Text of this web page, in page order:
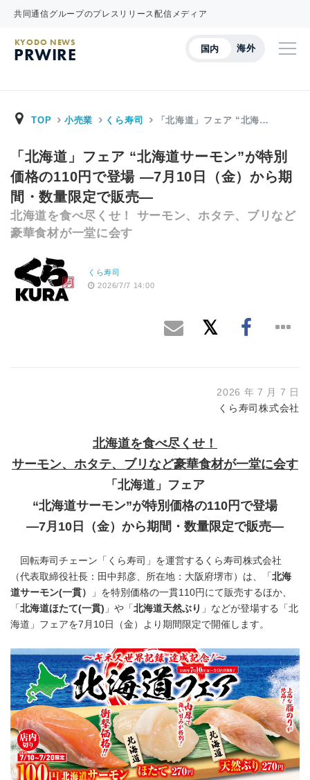
共同通信グループのプレスリリース配信メディア
国内 海外
KYODO NEWS
PRWIRE
TOP 小売業 くら寿司 「北海道」フェア “北海…
「北海道」フェア “北海道サーモン”が特別
価格の110円で登場 ―7月10日（金）から期
間・数量限定で販売―
北海道を食べ尽くせ！ サーモン、ホタテ、ブリなど
豪華食材が一堂に会す
くら寿司
2026/7/7 14:00
2026 年 7 月 7 日
くら寿司株式会社
北海道を食べ尽くせ！
サーモン、ホタテ、ブリなど豪華食材が一堂に会す
「北海道」フェア
“北海道サーモン”が特別価格の110円で登場
―7月10日（金）から期間・数量限定で販売―
回転寿司チェーン「くら寿司」を運営するくら寿司株式会社
（代表取締役社長：田中邦彦、所在地：大阪府堺市）は、「 北海
道サーモン(一貫）
」を特別価格の一貫110円にて販売するほか、
「 北海道ほたて(一貫) 」や「 北海道天然ぶり 」などが登場する「北
海道」フェアを7月10日（金）より期間限定で開催します。